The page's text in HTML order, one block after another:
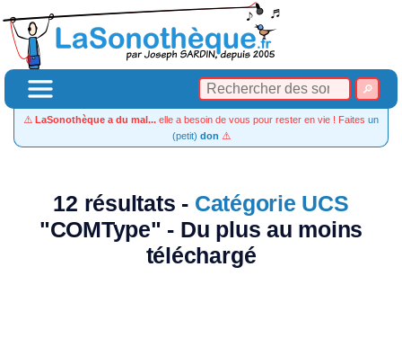
⚠️ LaSonothèque a du mal... elle a besoin de vous pour rester en vie ! Faites un
(petit) don ⚠️
12 résultats - Catégorie UCS
"COMType" - Du plus au moins
téléchargé